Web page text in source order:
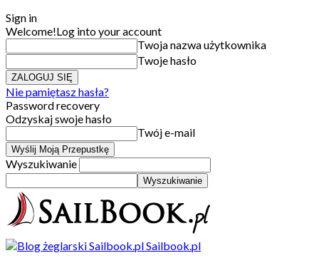
Sign in
Welcome!Log into your account
Twoja nazwa użytkownika
Twoje hasło
Nie pamiętasz hasła?
Password recovery
Odzyskaj swoje hasło
Twój e-mail
Wyszukiwanie
Sailbook.pl